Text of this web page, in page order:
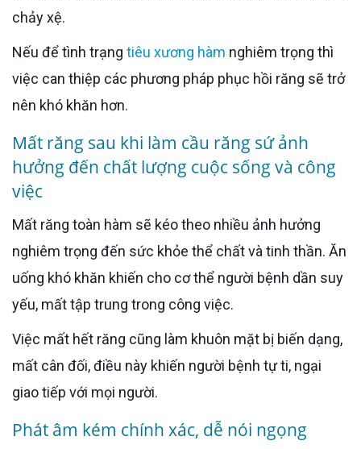
chảy xệ.
Nếu để tình trạng tiêu xương hàm nghiêm trọng thì
việc can thiệp các phương pháp phục hồi răng sẽ trở
nên khó khăn hơn.
Mất răng sau khi làm cầu răng sứ ảnh
hưởng đến chất lượng cuộc sống và công
việc
Mất răng toàn hàm sẽ kéo theo nhiều ảnh hưởng
nghiêm trọng đến sức khỏe thể chất và tinh thần. Ăn
uống khó khăn khiến cho cơ thể người bệnh dần suy
yếu, mất tập trung trong công việc.
Việc mất hết răng cũng làm khuôn mặt bị biến dạng,
mất cân đối, điều này khiến người bệnh tự ti, ngại
giao tiếp với mọi người.
Phát âm kém chính xác, dễ nói ngọng